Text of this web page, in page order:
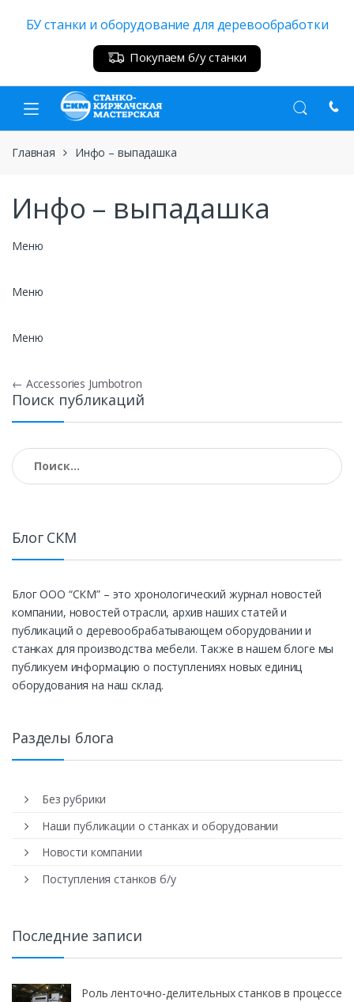
БУ станки и оборудование для деревообработки
Покупаем б/у станки
Главная Инфо – выпадашка
Инфо – выпадашка
Меню
Меню
Меню
Навигация
по
записям
← Accessories Jumbotron
Поиск публикаций
Найти:
Блог СКМ
Блог ООО “СКМ” – это хронологический журнал новостей
компании, новостей отрасли, архив наших статей и
публикаций о деревообрабатывающем оборудовании и
станках для производства мебели. Также в нашем блоге мы
публикуем информацию о поступлениях новых единиц
оборудования на наш склад.
Разделы блога
Без рубрики
Наши публикации о станках и оборудовании
Новости компании
Поступления станков б/у
Последние записи
Роль ленточно-делительных станков в процессе